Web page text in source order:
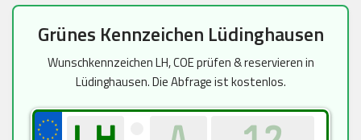
Inhalt
springen
Grünes Kennzeichen Lüdinghausen
Wunschkennzeichen LH, COE prüfen & reservieren in
Lüdinghausen. Die Abfrage ist kostenlos.